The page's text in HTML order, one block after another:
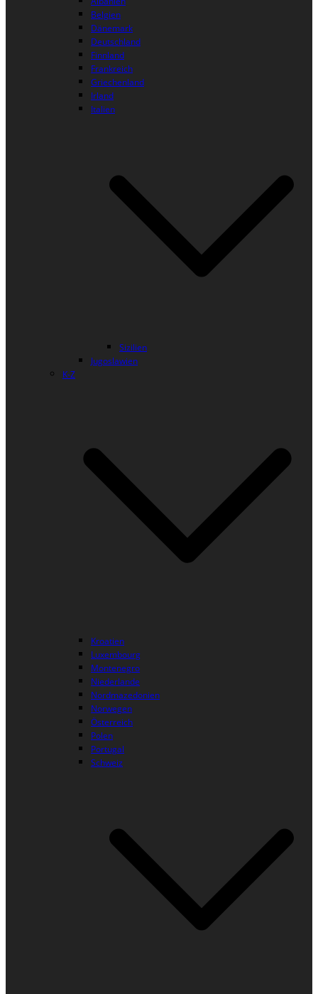
Belgien
Dänemark
Deutschland
Finnland
Frankreich
Griechenland
Irland
Italien
Sizilien
Jugoslawien
K-Z
Kroatien
Luxembourg
Montenegro
Niederlande
Nordmazedonien
Norwegen
Österreich
Polen
Portugal
Schweiz